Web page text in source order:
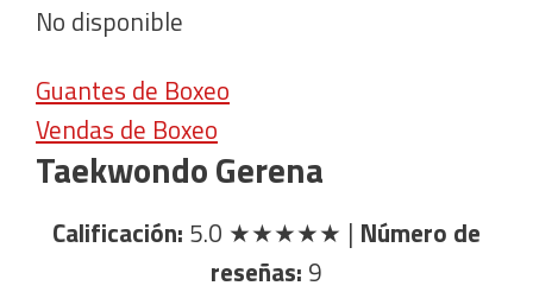
No disponible
Guantes de Boxeo
Vendas de Boxeo
Taekwondo Gerena
Calificación: 5.0 ★★★★★ | Número de
reseñas: 9